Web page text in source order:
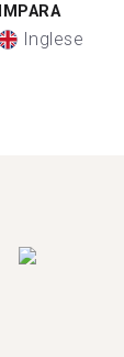
IMPARA
Inglese